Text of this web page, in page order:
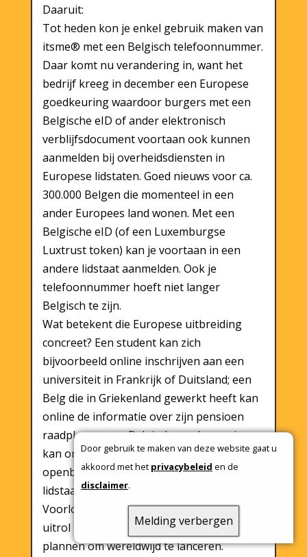
Door gebruik te maken van deze website gaat u
akkoord met het privacybeleid en de
disclaimer.
Melding verbergen
Daaruit:
Tot heden kon je enkel gebruik maken van
itsme® met een Belgisch telefoonnummer.
Daar komt nu verandering in, want het
bedrijf kreeg in december een Europese
goedkeuring waardoor burgers met een
Belgische eID of ander elektronisch
verblijfsdocument voortaan ook kunnen
aanmelden bij overheidsdiensten in
Europese lidstaten. Goed nieuws voor ca.
300.000 Belgen die momenteel in een
ander Europees land wonen. Met een
Belgische eID (of een Luxemburgse
Luxtrust token) kan je voortaan in een
andere lidstaat aanmelden. Ook je
telefoonnummer hoeft niet langer
Belgisch te zijn.
Wat betekent die Europese uitbreiding
concreet? Een student kan zich
bijvoorbeeld online inschrijven aan een
universiteit in Frankrijk of Duitsland; een
Belg die in Griekenland gewerkt heeft kan
online de informatie over zijn pensioen
raadplegen; een Belgische onderneming
kan online een offerte indienen voor een
openbare aanbesteding in een andere
lidstaat.
Voorlopig concentreert itsme® zich op de
uitrol in Europa en zijn er nog geen
plannen om wereldwijd te lanceren.